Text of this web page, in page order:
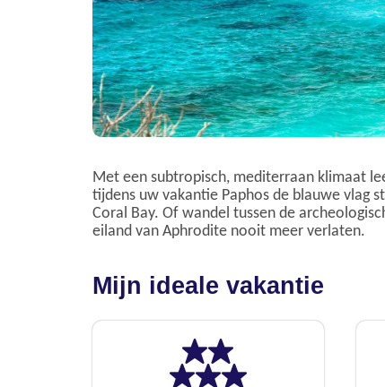
Met een subtropisch, mediterraan klimaat
tijdens uw vakantie Paphos de blauwe vlag
Coral Bay. Of wandel tussen de
eiland van Aphrodite nooit meer verlaten.
Mijn ideale vakantie